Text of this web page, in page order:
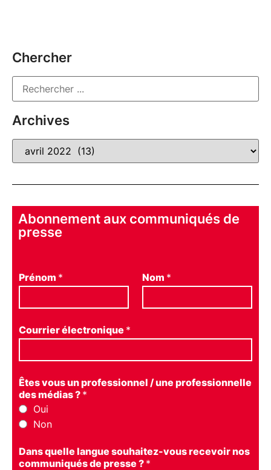
Chercher
Archives
Abonnement aux communiqués de
presse
Prénom * Nom *
Courrier électronique *
Êtes vous un professionnel / une professionnelle
des médias ? *
Oui
Non
Dans quelle langue souhaitez-vous recevoir nos
communiqués de presse ? *